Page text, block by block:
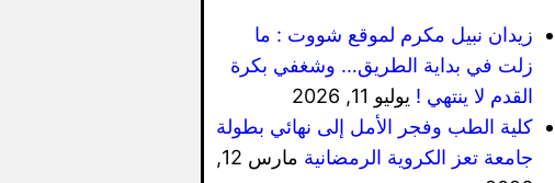
زيدان نبيل مكرم لموقع شووت : ما
زلت في بداية الطريق… وشغفي بكرة
القدم لا ينتهي ! يوليو 11, 2026
كلية الطب وفجر الأمل إلى نهائي بطولة
جامعة تعز الكروية الرمضانية
مارس 12,